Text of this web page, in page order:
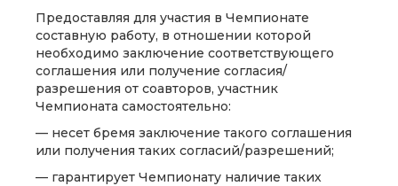
Предоставляя для участия в Чемпионате
составную работу, в отношении которой
необходимо заключение соответствующего
соглашения или получение согласия/
разрешения от соавторов, участник
Чемпионата самостоятельно:
— несет бремя заключение такого соглашения
или получения таких согласий/разрешений;
— гарантирует Чемпионату наличие таких